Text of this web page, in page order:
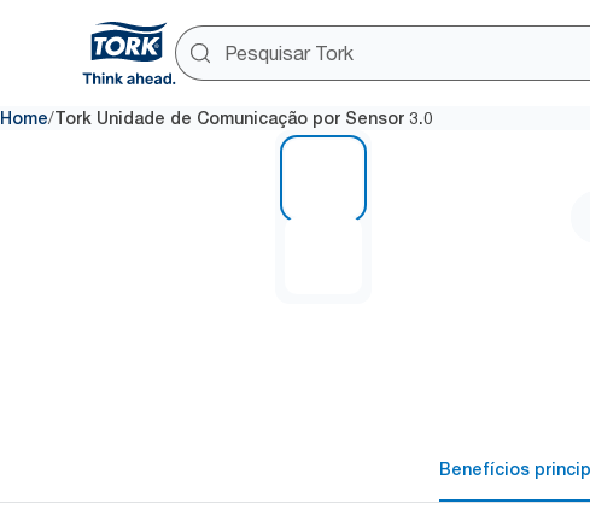
Home/Tork Unidade de Comunicação por Sensor 3.0
Benefícios